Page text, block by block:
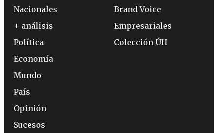
Nacionales
+ análisis
Política
Economía
Mundo
País
Opinión
Sucesos
Brand Voice
Empresariales
Colección ÚH